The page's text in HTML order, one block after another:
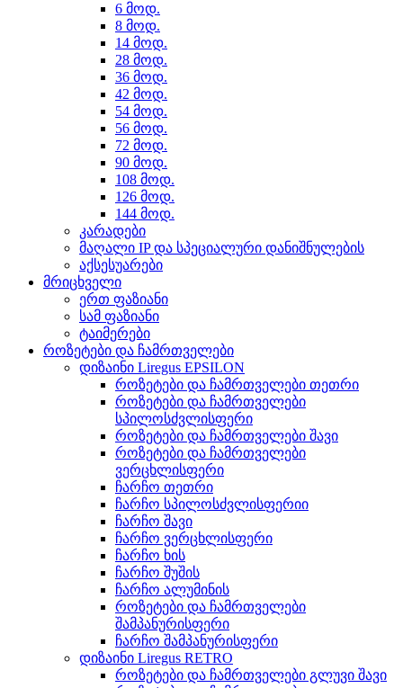
6 მოდ.
8 მოდ.
14 მოდ.
28 მოდ.
36 მოდ.
42 მოდ.
54 მოდ.
56 მოდ.
72 მოდ.
90 მოდ.
108 მოდ.
126 მოდ.
144 მოდ.
კარადები
მაღალი IP და სპეციალური დანიშნულების
აქსესუარები
მრიცხველი
ერთ ფაზიანი
სამ ფაზიანი
ტაიმერები
როზეტები და ჩამრთველები
დიზაინი Liregus EPSILON
როზეტები და ჩამრთველები თეთრი
როზეტები და ჩამრთველები
სპილოსძვლისფერი
როზეტები და ჩამრთველები შავი
როზეტები და ჩამრთველები
ვერცხლისფერი
ჩარჩო თეთრი
ჩარჩო სპილოსძვლისფერიი
ჩარჩო შავი
ჩარჩო ვერცხლისფერი
ჩარჩო ხის
ჩარჩო შუშის
ჩარჩო ალუმინის
როზეტები და ჩამრთველები
შამპანურისფერი
ჩარჩო შამპანურისფერი
დიზაინი Liregus RETRO
როზეტები და ჩამრთველები გლუვი შავი